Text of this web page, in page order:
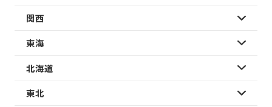
関西
東海
北海道
東北